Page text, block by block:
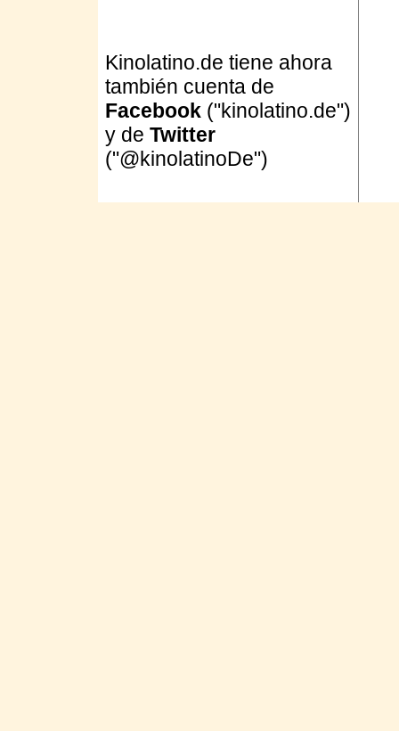
Kinolatino.de tiene ahora
también cuenta de
Facebook ("kinolatino.de")
y de Twitter
("@kinolatinoDe")